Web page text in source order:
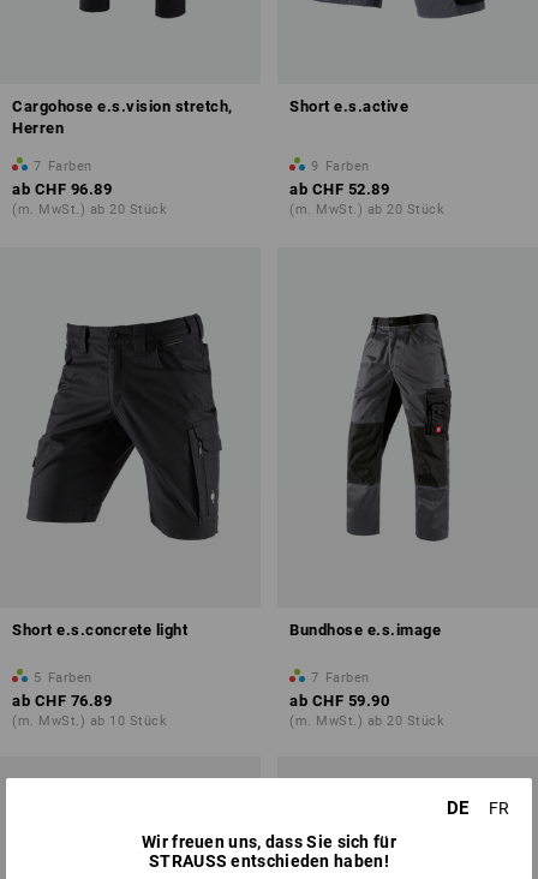
Cargohose e.s.vision stretch,
Herren
7 Farben
ab CHF 96.89
(m. MwSt.) ab 20 Stück
Short e.s.active
9 Farben
ab CHF 52.89
(m. MwSt.) ab 20 Stück
Short e.s.concrete light
5 Farben
ab CHF 76.89
(m. MwSt.) ab 10 Stück
Bundhose e.s.image
7 Farben
ab CHF 59.90
(m. MwSt.) ab 20 Stück
DE
FR
Wir freuen uns, dass Sie sich für
STRAUSS entschieden haben!